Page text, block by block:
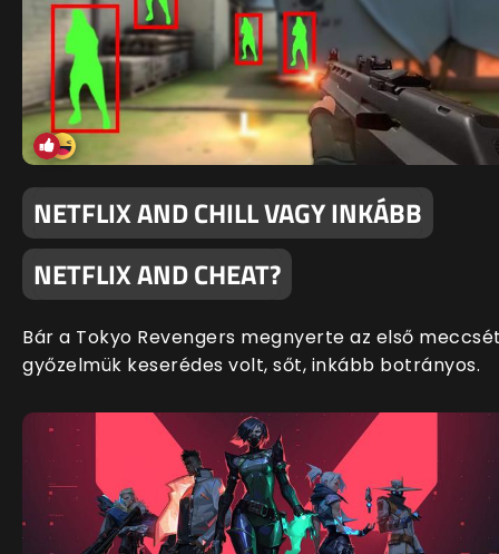
NETFLIX AND CHILL VAGY INKÁBB
NETFLIX AND CHEAT?
Bár a Tokyo Revengers megnyerte az első
győzelmük keserédes volt, sőt, inkább botrányos.